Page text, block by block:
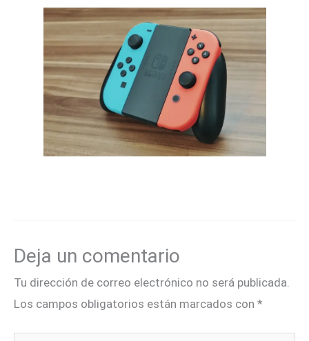
Deja un comentario
Tu dirección de correo electrónico no será publicada.
Los campos obligatorios están marcados con *